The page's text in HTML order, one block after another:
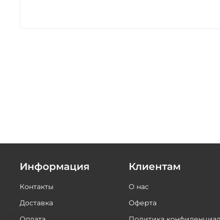
Информация
Контакты
Доставка
Клиентам
О нас
Оферта